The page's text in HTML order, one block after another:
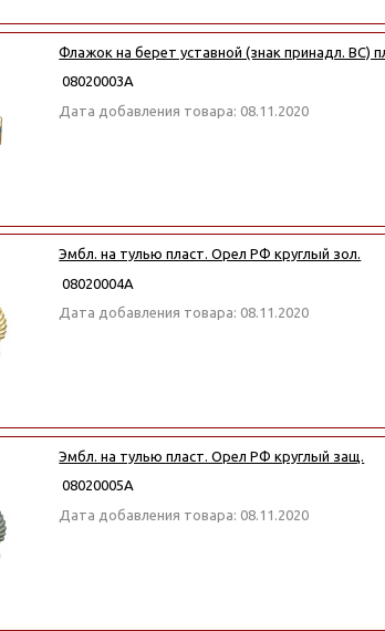
Флажок на берет уставной (знак принадл. ВС)
08020003А
Дата добавления товара: 08.11.2020
Эмбл. на тулью пласт. Орел РФ круглый зол.
08020004А
Дата добавления товара: 08.11.2020
Эмбл. на тулью пласт. Орел РФ круглый защ.
08020005А
Дата добавления товара: 08.11.2020